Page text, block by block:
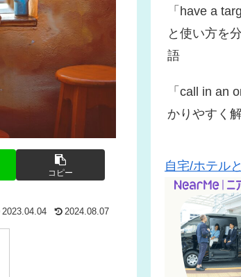
コピー
2023.04.04 2024.08.07
「have a
と使い方を
語
「call in an
かりやすく
自宅/ホテル